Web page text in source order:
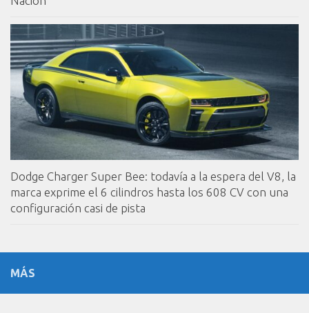
Dodge Charger Super Bee: todavía a la espera del V8, la
marca exprime el 6 cilindros hasta los 608 CV con una
configuración casi de pista
MÁS